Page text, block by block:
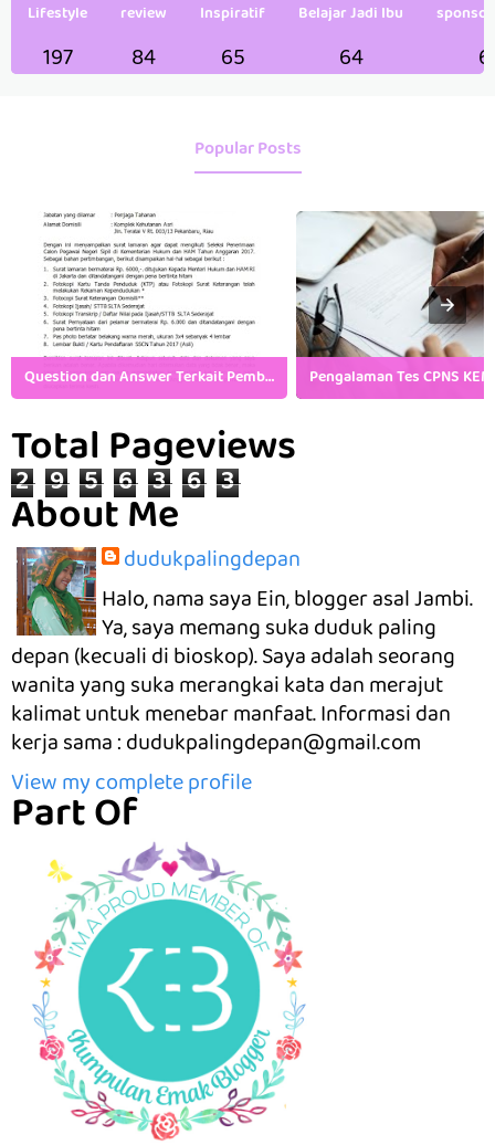
Lifestyle
197
review
84
Inspiratif
65
Belajar Jadi Ibu
64
Popular Posts
Question dan Answer Terkait Pembukaan CPNS Kemenkumham
Total Pageviews
2 9 5 6 3 6 3
About Me
dudukpalingdepan
Halo, nama saya Ein, blogger asal Jambi.
Ya, saya memang suka duduk paling
depan (kecuali di bioskop). Saya adalah seorang
wanita yang suka merangkai kata dan merajut
kalimat untuk menebar manfaat. Informasi dan
kerja sama : dudukpalingdepan@gmail.com
View my complete profile
Part Of